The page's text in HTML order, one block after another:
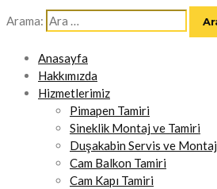
Arama:
Anasayfa
Hakkımızda
Hizmetlerimiz
Pimapen Tamiri
Sineklik Montaj ve Tamiri
Duşakabin Servis ve Montaj
Cam Balkon Tamiri
Cam Kapı Tamiri